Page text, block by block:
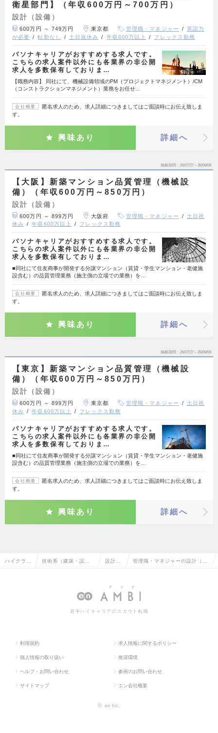
衛星部門】（年収600万円～700万円）
設計（設備）
600万円 ～ 749万円 東京都 管理職・マネジャー
英語力
が必要
転勤なし 土日祝休み 年収600万以上 フレックス勤務
パソナキャリアがおすすめする求人です。
こちらの求人案件以外にも各業界の非公開
求人を多数保有しておりま…
【職務内容】 同社にて、機械設備領域のPM（プロジェクトマネジメント）/CM
（コンストラクションマネジメント）業務をお任せ…
会社概要
匿名求人のため、求人詳細につきましてはご面談時にお伝え致しま
す。
興味あり 詳細へ
掲載期間 26/07/27～26/08/09
【大阪】新築マンション品質管理（機械設
備）（年収600万円～850万円）
設計（設備）
600万円 ～ 899万円 大阪府 管理職・マネジャー
土日祝
休み
年収600万以上 フレックス勤務
パソナキャリアがおすすめする求人です。
こちらの求人案件以外にも各業界の非公開
求人を多数保有しておりま…
■同社にて住友商事が開発する分譲マンション（賃貸・学生マンション・老健施
設含む）の品質管理業務（施主側の立場での業務）を…
会社概要
匿名求人のため、求人詳細につきましてはご面談時にお伝え致しま
す。
興味あり 詳細へ
掲載期間 26/07/27～26/08/09
【東京】新築マンション品質管理（機械設
備）（年収600万円～850万円）
設計（設備）
600万円 ～ 899万円 東京都 管理職・マネジャー
土日祝
休み
年収600万以上 フレックス勤務
パソナキャリアがおすすめする求人です。
こちらの求人案件以外にも各業界の非公開
求人を多数保有しておりま…
■同社にて住友商事が開発する分譲マンション（賃貸・学生マンション・老健施
設含む）の品質管理業務（施主側の立場での業務）を…
会社概要
匿名求人のため、求人詳細につきましてはご面談時にお伝え致しま
す。
興味あり 詳細へ
ハイクラス 技術系（建築・設 設計
備）
管理職・マネジャーの設計（設
若手ハイキャリアのスカウト転職
利用規約 求人情報に関するポリシー
個人情報の取り扱い 推奨環境
ヘルプ・お問い合わせ 参画のお問い合わせ
サイトマップ エン会社概要
© en Inc.